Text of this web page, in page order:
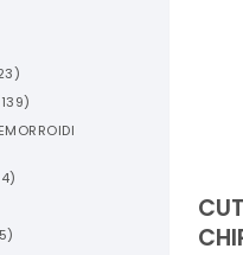
)
139)
)
)